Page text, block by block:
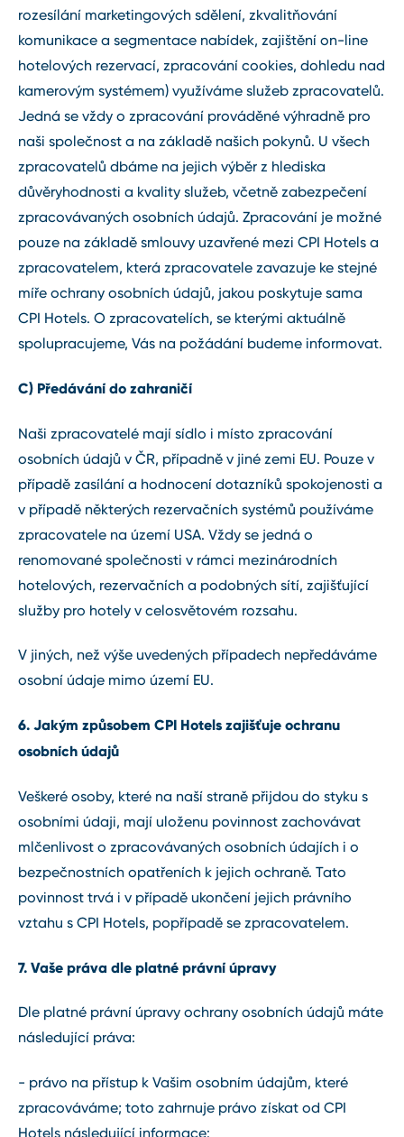
rozesílání marketingových sdělení, zkvalitňování
komunikace a segmentace nabídek, zajištění on-line
hotelových rezervací, zpracování cookies, dohledu nad
kamerovým systémem) využíváme služeb zpracovatelů.
Jedná se vždy o zpracování prováděné výhradně pro
naši společnost a na základě našich pokynů. U všech
zpracovatelů dbáme na jejich výběr z hlediska
důvěryhodnosti a kvality služeb, včetně zabezpečení
zpracovávaných osobních údajů. Zpracování je možné
pouze na základě smlouvy uzavřené mezi CPI Hotels a
zpracovatelem, která zpracovatele zavazuje ke stejné
míře ochrany osobních údajů, jakou poskytuje sama
CPI Hotels. O zpracovatelích, se kterými aktuálně
spolupracujeme, Vás na požádání budeme informovat.
C) Předávání do zahraničí
Naši zpracovatelé mají sídlo i místo zpracování
osobních údajů v ČR, případně v jiné zemi EU. Pouze v
případě zasílání a hodnocení dotazníků spokojenosti a
v případě některých rezervačních systémů používáme
zpracovatele na území USA. Vždy se jedná o
renomované společnosti v rámci mezinárodních
hotelových, rezervačních a podobných sítí, zajišťující
služby pro hotely v celosvětovém rozsahu.
V jiných, než výše uvedených případech nepředáváme
osobní údaje mimo území EU.
6. Jakým způsobem CPI Hotels zajišťuje ochranu
osobních údajů
Veškeré osoby, které na naší straně přijdou do styku s
osobními údaji, mají uloženu povinnost zachovávat
mlčenlivost o zpracovávaných osobních údajích i o
bezpečnostních opatřeních k jejich ochraně. Tato
povinnost trvá i v případě ukončení jejich právního
vztahu s CPI Hotels, popřípadě se zpracovatelem.
7. Vaše práva dle platné právní úpravy
Dle platné právní úpravy ochrany osobních údajů máte
následující práva:
- právo na přístup k Vašim osobním údajům, které
zpracováváme; toto zahrnuje právo získat od CPI
Hotels následující informace: